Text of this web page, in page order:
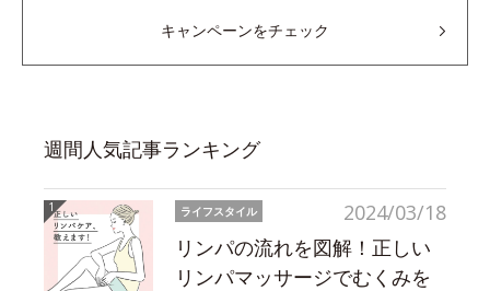
キャンペーンをチェック
週間人気記事ランキング
2024/03/18
ライフスタイル
リンパの流れを図解！正しい
リンパマッサージでむくみを